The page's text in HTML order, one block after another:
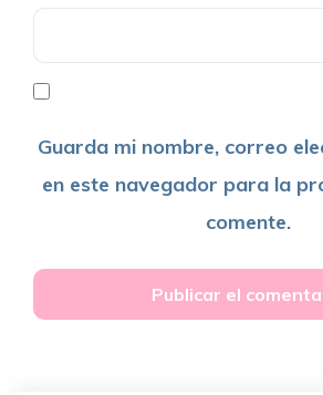
Guarda mi nombre, correo
en este navegador para la
comente.